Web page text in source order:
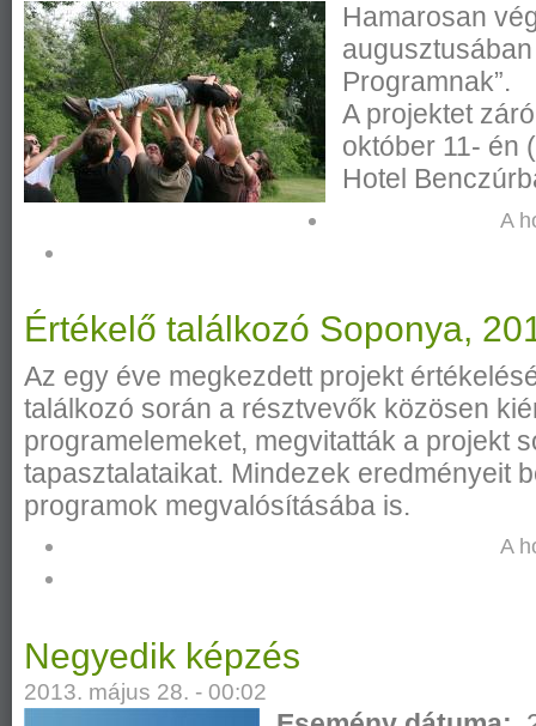
Hamarosan
Programnak”.
A projektet
október 11- én
Hotel
A
Értékelő találkozó Soponya,
Az egy éve megkezdett projekt
találkozó során a résztvevők közösen
programelemeket, megvitatták a projekt
tapasztalataikat. Mindezek eredményeit
programok megvalósításába is.
A
Negyedik képzés
2013. május 28. - 00:02